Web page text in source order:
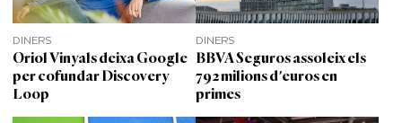
DINERS
Oriol Vinyals deixa Google
per cofundar Discovery
Loop
DINERS
BBVA Seguros assoleix els
792 milions d'euros en
primes